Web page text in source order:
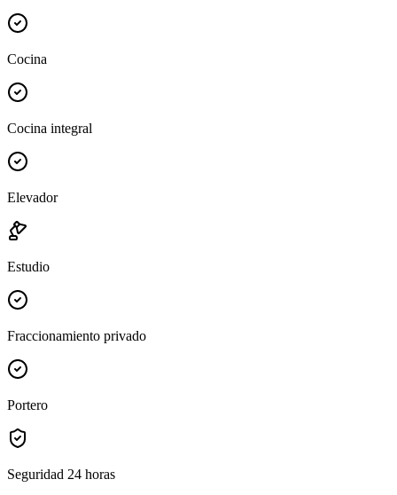
Cocina
Cocina integral
Elevador
Estudio
Fraccionamiento privado
Portero
Seguridad 24 horas